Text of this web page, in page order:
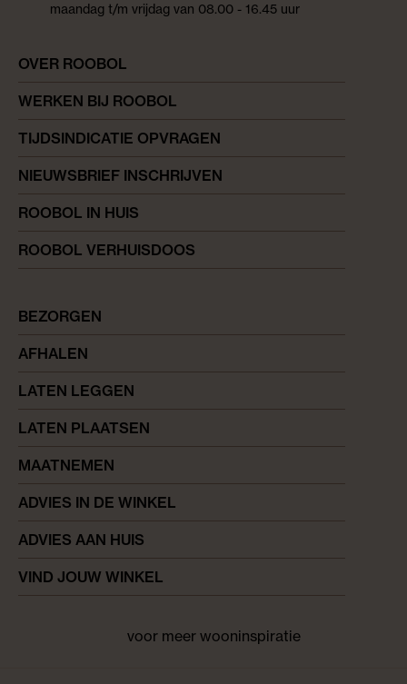
OVER ROOBOL
WERKEN BIJ ROOBOL
TIJDSINDICATIE OPVRAGEN
NIEUWSBRIEF INSCHRIJVEN
ROOBOL IN HUIS
ROOBOL VERHUISDOOS
BEZORGEN
AFHALEN
LATEN LEGGEN
LATEN PLAATSEN
MAATNEMEN
ADVIES IN DE WINKEL
ADVIES AAN HUIS
VIND JOUW WINKEL
maandag t/m vrijdag van 08.00 - 16.45 uur
voor meer wooninspiratie